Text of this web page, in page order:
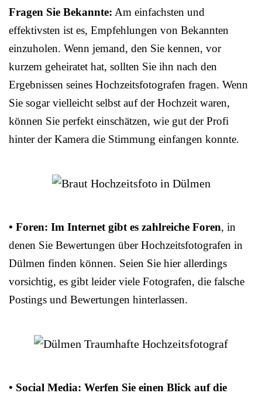
Fragen Sie Bekannte: Am einfachsten und
effektivsten ist es, Empfehlungen von Bekannten
einzuholen. Wenn jemand, den Sie kennen, vor
kurzem geheiratet hat, sollten Sie ihn nach den
Ergebnissen seines Hochzeitsfotografen fragen. Wenn
Sie sogar vielleicht selbst auf der Hochzeit waren,
können Sie perfekt einschätzen, wie gut der Profi
hinter der Kamera die Stimmung einfangen konnte.
• Foren: Im Internet gibt es zahlreiche Foren, in
denen Sie Bewertungen über Hochzeitsfotografen in
Dülmen finden können. Seien Sie hier allerdings
vorsichtig, es gibt leider viele Fotografen, die falsche
Postings und Bewertungen hinterlassen.
• Social Media: Werfen Sie einen Blick auf die